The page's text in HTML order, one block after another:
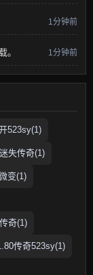
1分钟前
。 1分钟前
523sy(1)
失传奇(1)
变(1)
奇(1)
传奇523sy(1)